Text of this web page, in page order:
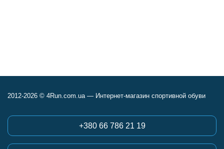
2012-2026 © 4Run.com.ua — Интернет-магазин спортивной обуви
+380 66 786 21 19